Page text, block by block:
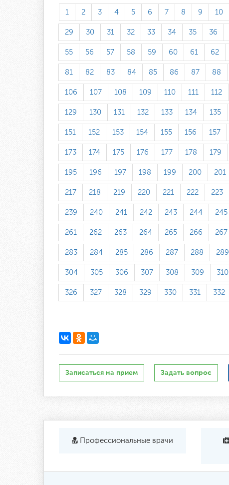
1 2 3 4 5 6 7 8 9 10
29 30 31 32 33 34 35 36
55 56 57 58 59 60 61 62
81 82 83 84 85 86 87 88
106 107 108 109 110 111 112
129 130 131 132 133 134 135
151 152 153 154 155 156 157
173 174 175 176 177 178 179
195 196 197 198 199 200 201
217 218 219 220 221 222 223
239 240 241 242 243 244 245
261 262 263 264 265 266 267
283 284 285 286 287 288 289
304 305 306 307 308 309 310
326 327 328 329 330 331 332
Записаться на прием Задать вопрос
Профессиональные врачи